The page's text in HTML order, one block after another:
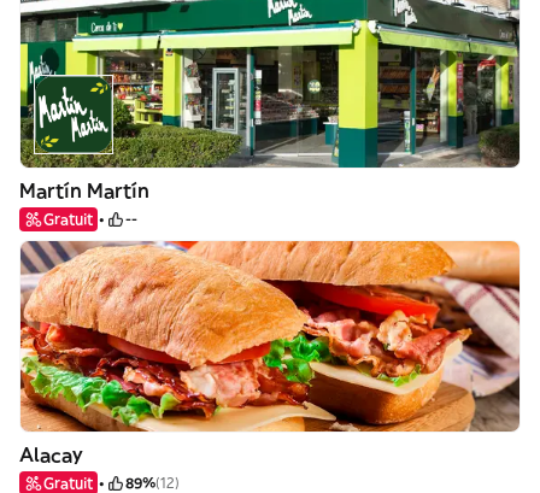
Martín Martín
Gratuit --
Alacay
Gratuit 89%(12)